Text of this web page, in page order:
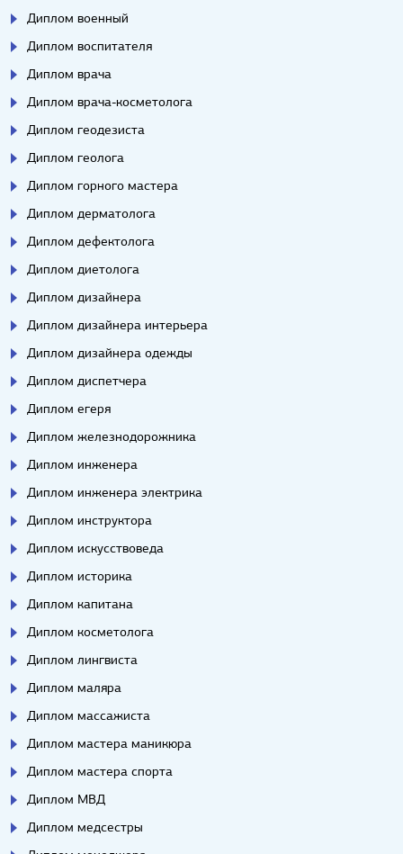
Диплом военный
Диплом воспитателя
Диплом врача
Диплом врача-косметолога
Диплом геодезиста
Диплом геолога
Диплом горного мастера
Диплом дерматолога
Диплом дефектолога
Диплом диетолога
Диплом дизайнера
Диплом дизайнера интерьера
Диплом дизайнера одежды
Диплом диспетчера
Диплом егеря
Диплом железнодорожника
Диплом инженера
Диплом инженера электрика
Диплом инструктора
Диплом искусствоведа
Диплом историка
Диплом капитана
Диплом косметолога
Диплом лингвиста
Диплом маляра
Диплом массажиста
Диплом мастера маникюра
Диплом мастера спорта
Диплом МВД
Диплом медсестры